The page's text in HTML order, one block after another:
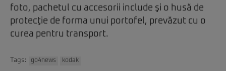
foto, pachetul cu accesorii include şi o husă de
protecţie de forma unui portofel, prevăzut cu o
curea pentru transport.
Tags: go4news kodak